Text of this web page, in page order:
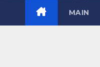
MAIN